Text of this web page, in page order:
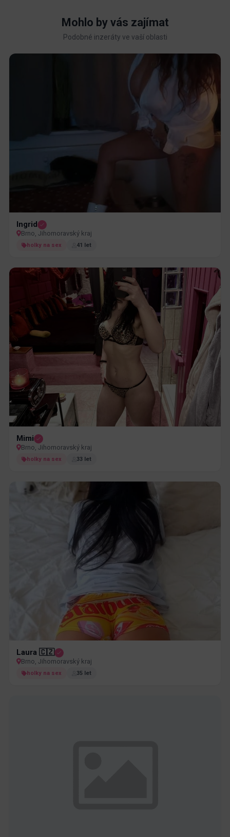
Mohlo by vás zajímat
Podobné inzeráty ve vaší oblasti
Ingrid
Brno, Jihomoravský kraj
holky na sex 41 let
Mimi
Brno, Jihomoravský kraj
holky na sex 33 let
Laura 🇨🇿
Brno, Jihomoravský kraj
holky na sex 35 let